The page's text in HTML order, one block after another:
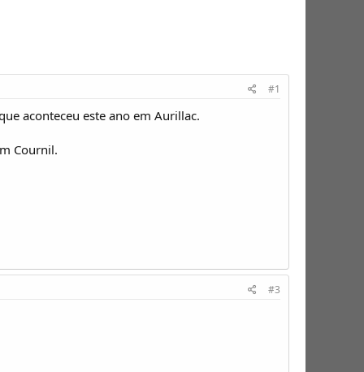
#1
aconteceu este ano em Aurillac.
Cournil.
#3